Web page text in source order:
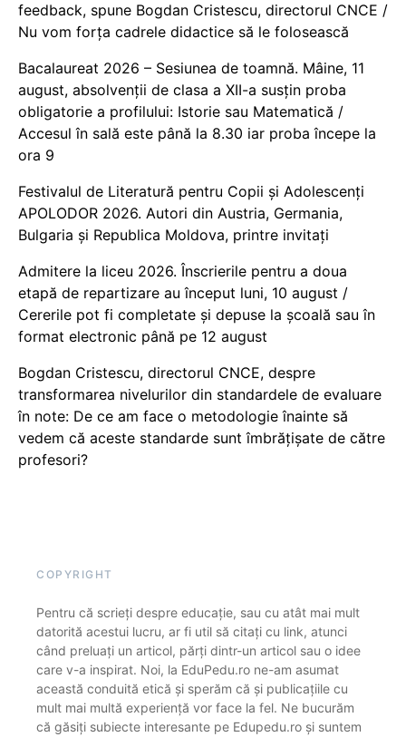
feedback, spune Bogdan Cristescu, directorul CNCE /
Nu vom forța cadrele didactice să le folosească
Bacalaureat 2026 – Sesiunea de toamnă. Mâine, 11
august, absolvenții de clasa a XII-a susțin proba
obligatorie a profilului: Istorie sau Matematică /
Accesul în sală este până la 8.30 iar proba începe la
ora 9
Festivalul de Literatură pentru Copii și Adolescenți
APOLODOR 2026. Autori din Austria, Germania,
Bulgaria și Republica Moldova, printre invitați
Admitere la liceu 2026. Înscrierile pentru a doua
etapă de repartizare au început luni, 10 august /
Cererile pot fi completate și depuse la școală sau în
format electronic până pe 12 august
Bogdan Cristescu, directorul CNCE, despre
transformarea nivelurilor din standardele de evaluare
în note: De ce am face o metodologie înainte să
vedem că aceste standarde sunt îmbrățișate de către
profesori?
COPYRIGHT
Pentru că scrieți despre educație, sau cu atât mai mult
datorită acestui lucru, ar fi util să citați cu link, atunci
când preluați un articol, părți dintr-un articol sau o idee
care v-a inspirat. Noi, la EduPedu.ro ne-am asumat
această conduită etică și sperăm că și publicațiile cu
mult mai multă experiență vor face la fel. Ne bucurăm
că găsiți subiecte interesante pe Edupedu.ro și suntem